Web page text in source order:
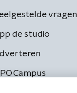
vragen
de studio
Campus